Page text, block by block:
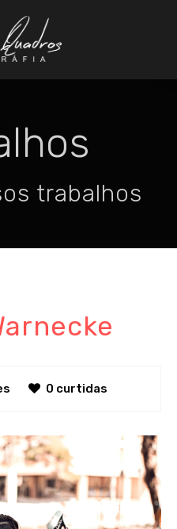
trabalhos
0 curtidas